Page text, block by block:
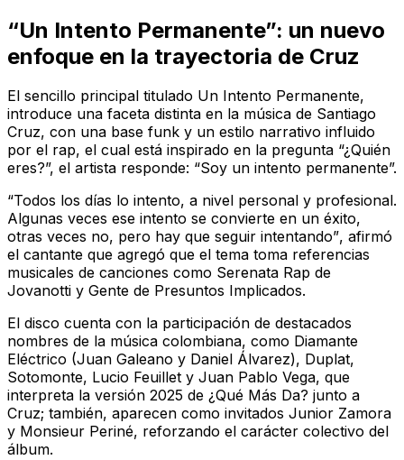
“Un Intento Permanente”: un nuevo
enfoque en la trayectoria de Cruz
El sencillo principal titulado Un Intento Permanente,
introduce una faceta distinta en la música de Santiago
Cruz, con una base funk y un estilo narrativo influido
por el rap, el cual está inspirado en la pregunta “¿Quién
eres?”, el artista responde: “Soy un intento permanente”.
“Todos los días lo intento, a nivel personal y profesional.
Algunas veces ese intento se convierte en un éxito,
otras veces no, pero hay que seguir intentando”, afirmó
el cantante que agregó que el tema toma referencias
musicales de canciones como Serenata Rap de
Jovanotti y Gente de Presuntos Implicados.
El disco cuenta con la participación de destacados
nombres de la música colombiana, como Diamante
Eléctrico (Juan Galeano y Daniel Álvarez), Duplat,
Sotomonte, Lucio Feuillet y Juan Pablo Vega, que
interpreta la versión 2025 de ¿Qué Más Da? junto a
Cruz; también, aparecen como invitados Junior Zamora
y Monsieur Periné, reforzando el carácter colectivo del
álbum.